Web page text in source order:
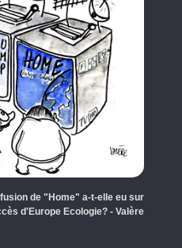
de "Home" a-t-elle eu sur
d'Europe Ecologie? - Valère